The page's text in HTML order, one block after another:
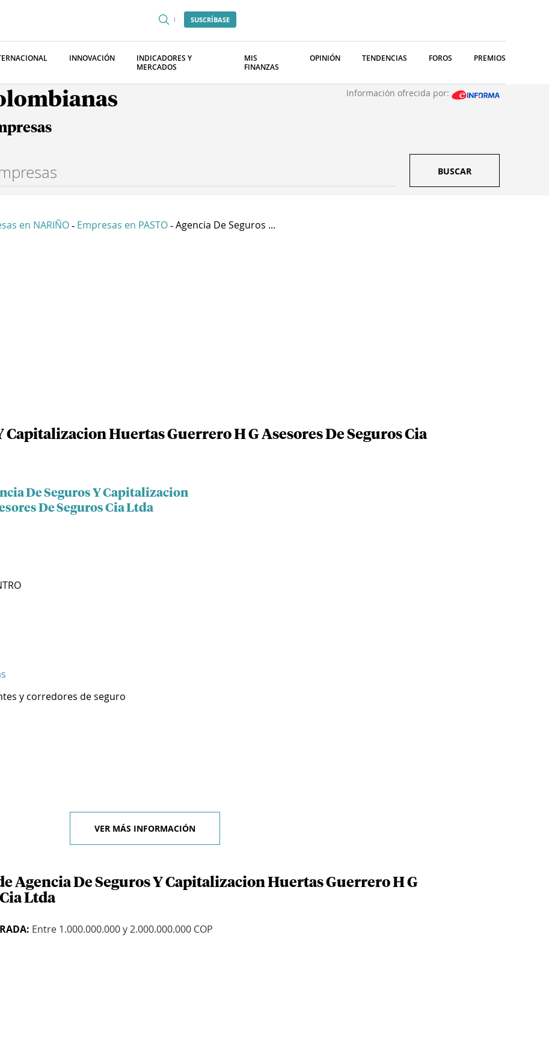
SUSCRÍBASE
INNOVACIÓN
INDICADORES Y
MERCADOS
MIS
FINANZAS
OPINIÓN TENDENCIAS FOROS PREMIOS
Información ofrecida por:
BUSCAR
en NARIÑO - Empresas en PASTO - Agencia De Seguros ...
Capitalizacion Huertas Guerrero H G Asesores De Seguros Cia
De Seguros Y Capitalizacion
De Seguros Cia Ltda
y corredores de seguro
VER MÁS INFORMACIÓN
Agencia De Seguros Y Capitalizacion Huertas Guerrero H G
Ltda
Entre 1.000.000.000 y 2.000.000.000 COP